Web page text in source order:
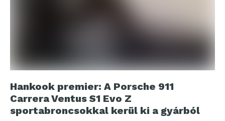
Hankook premier: A Porsche 911
Carrera Ventus S1 Evo Z
sportabroncsokkal kerül ki a gyárból